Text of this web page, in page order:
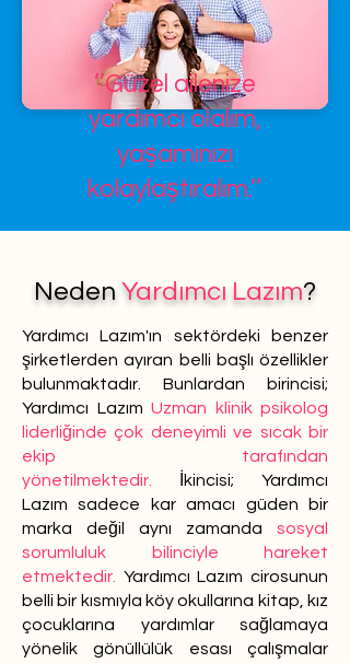
’’Güzel ailenize
yardımcı olalım,
yaşamınızı
kolaylaştıralım.’’
Neden Yardımcı Lazım?
Yardımcı Lazım'ın sektördeki benzer
şirketlerden ayıran belli başlı özellikler
bulunmaktadır. Bunlardan birincisi;
Yardımcı Lazım Uzman klinik psikolog
liderliğinde çok deneyimli ve sıcak bir
ekip tarafından
yönetilmektedir.
İkincisi; Yardımcı
Lazım sadece kar amacı güden bir
marka değil aynı zamanda sosyal
sorumluluk bilinciyle hareket
etmektedir.
Yardımcı Lazım cirosunun
belli bir kısmıyla köy okullarına kitap, kız
çocuklarına yardımlar sağlamaya
yönelik gönüllülük esası çalışmalar